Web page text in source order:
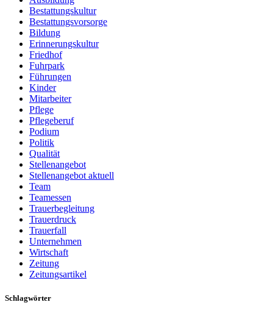
Bestattungskultur
Bestattungsvorsorge
Bildung
Erinnerungskultur
Friedhof
Fuhrpark
Führungen
Kinder
Mitarbeiter
Pflege
Pflegeberuf
Podium
Politik
Qualität
Stellenangebot
Stellenangebot aktuell
Team
Teamessen
Trauerbegleitung
Trauerdruck
Trauerfall
Unternehmen
Wirtschaft
Zeitung
Zeitungsartikel
Schlagwörter